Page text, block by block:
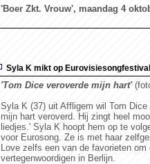
'Boer Zkt. Vrouw', maandag 4
Syla K mikt op Eurovisiesongfestival
'Tom Dice veroverde mijn hart'
Syla K (37) uit Affligem wil Tom
mijn hart veroverd. Hij zingt heel
liedjes.' Syla K hoopt hem op te
voor Eurosong. Ze is met haar
Love zelfs een van de favorieten om
vertegenwoordigen in Berlijn.